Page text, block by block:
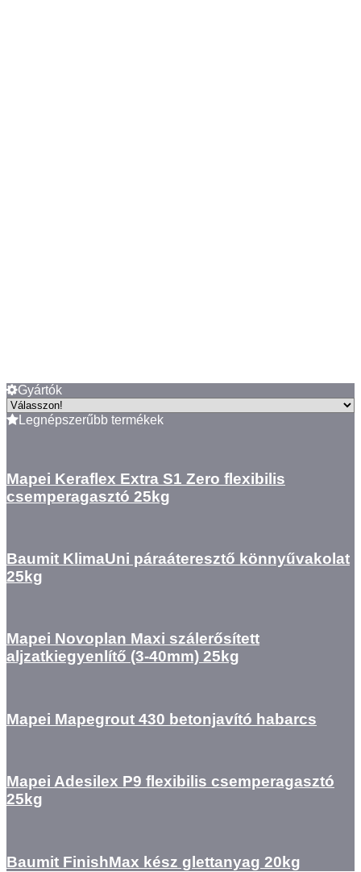
Gyártók
Legnépszerűbb termékek
Mapei Keraflex Extra S1 Zero flexibilis
csemperagasztó 25kg
Baumit KlimaUni páraáteresztő könnyűvakolat
25kg
Mapei Novoplan Maxi szálerősített
aljzatkiegyenlítő (3-40mm) 25kg
Mapei Mapegrout 430 betonjavító habarcs
Mapei Adesilex P9 flexibilis csemperagasztó
25kg
Baumit FinishMax kész glettanyag 20kg